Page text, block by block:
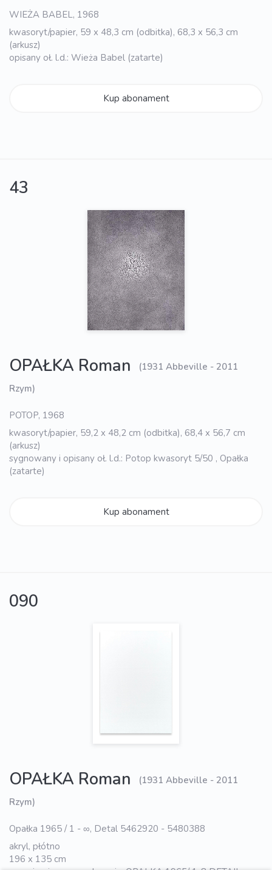
WIEŻA BABEL, 1968
kwasoryt/papier, 59 x 48,3 cm (odbitka), 68,3 x 56,3 cm
(arkusz)
opisany oł. l.d.: Wieża Babel (zatarte)
Kup abonament
43
OPAŁKA Roman
(1931 Abbeville - 2011
Rzym)
POTOP, 1968
kwasoryt/papier, 59,2 x 48,2 cm (odbitka), 68,4 x 56,7 cm
(arkusz)
sygnowany i opisany oł. l.d.: Potop kwasoryt 5/50 , Opałka
(zatarte)
Kup abonament
090
OPAŁKA Roman
(1931 Abbeville - 2011
Rzym)
Opałka 1965 / 1 - ∞, Detal 5462920 - 5480388
akryl, płótno
196 x 135 cm